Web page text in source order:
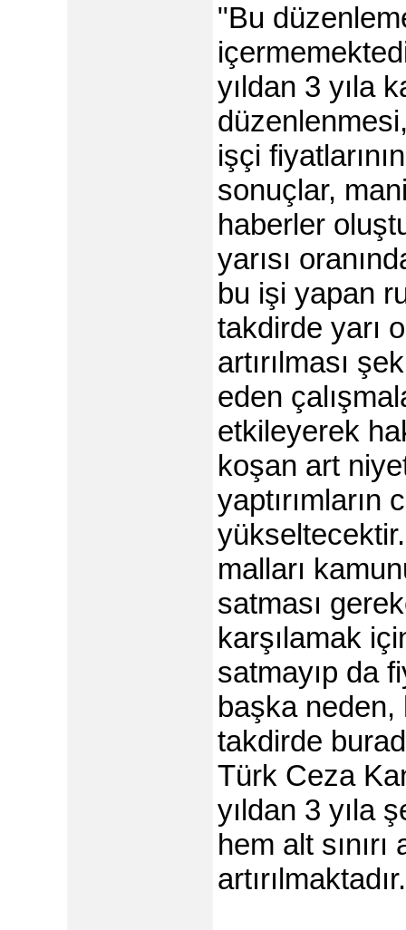
"Bu
yıldan 3 yıla
işçi
sonuçlar,
haberler
yarısı
bu işi yapan
takdirde yarı
artırılması
eden
etkileyerek
koşan art
yaptırımların
malları
satması
karşılamak
satmayıp da
başka neden,
takdirde
Türk Ceza
yıldan 3 yıla
hem alt sınırı